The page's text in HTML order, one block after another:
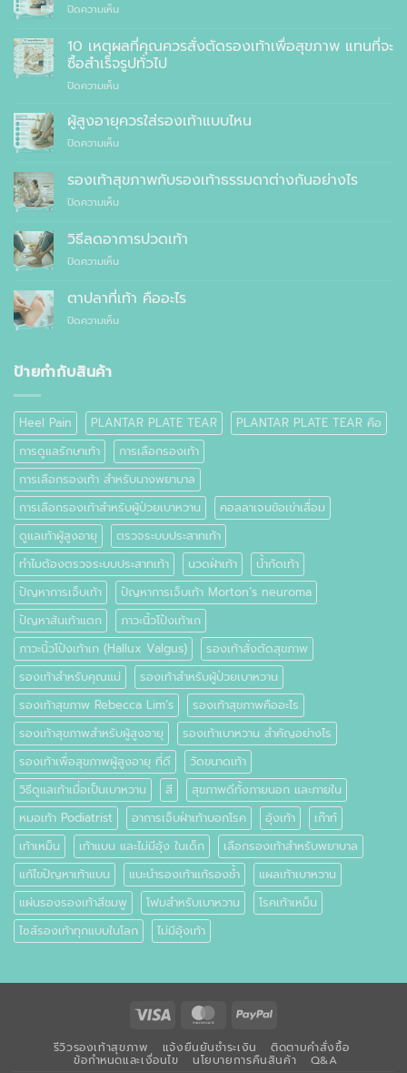
ปิดความเห็นบน
เพื่อ
สุขภาพ
ที่
แพทย์
10 เหตุผลที่คุณควรสั่งตัดรองเท้าเพื่อสุขภาพ แทนที่จะ
ซื้อสำเร็จรูปทั่วไป
ปิดความเห็นบน
เหตุผล
คุณ
สั่ง
ตัด
รองเท้า
สุขภาพ
สำเร็จรูป
ทั่วไป
ผู้สูงอายุควรใส่รองเท้าแบบไหน
ปิดความเห็นบน
สูง
อายุ
ควร
รองเท้า
ไหน
รองเท้าสุขภาพกับรองเท้าธรรมดาต่างกันอย่างไร
ปิดความเห็นบน
สุขภาพ
กับ
รองเท้า
ต่าง
อย่างไร
วิธีลดอาการปวดเท้า
ปิดความเห็นบน
ลด
อาการ
ปวด
ตาปลาที่เท้า คืออะไร
ปิดความเห็นบน
ป้ายกำกับสินค้า
Heel Pain PLANTAR PLATE TEAR
PLANTAR PLATE TEAR คือ
การดูแลรักษาเท้า
การเลือกรองเท้า
การเลือกรองเท้า สำหรับนางพยาบาล
การเลือกรองเท้าสำหรับผู้ป่วยเบาหวาน
คอลลาเจนข้อเข่าเสื่อม
ดูแลเท้าผู้สูงอายุ
ตรวจระบบประสาทเท้า
ทำไมต้องตรวจระบบประสาทเท้า
นวดฝ่าเท้า
น้ำกัดเท้า
ปัญหาการเจ็บเท้า
ปัญหาการเจ็บเท้า Morton’s neuroma
ปัญหาส้นเท้าแตก
ภาวะนิ้วโป้งเท้าเก
ภาวะนิ้วโป้งเท้าเก (Hallux Valgus)
รองเท้าสั่งตัดสุขภาพ
รองเท้าสำหรับคุณแม่
รองเท้าสำหรับผู้ป่วยเบาหวาน
รองเท้าสุขภาพ Rebecca Lim’s
รองเท้าสุขภาพคืออะไร
รองเท้าสุขภาพสำหรับผู้สูงอายุ
รองเท้าเบาหวาน สำคัญอย่างไร
รองเท้าเพื่อสุขภาพผู้สูงอายุ ที่ดี
วัดขนาดเท้า
วิธีดูแลเท้าเมื่อเป็นเบาหวาน
สี
สุขภาพดีทั้งภายนอก และภายใน
หมอเท้า Podiatrist
อาการเจ็บฝ่าเท้าบอกโรค อุ้งเท้า
เก๊าท์
เท้าเหม็น
เท้าแบน และไม่มีอุ้ง ในเด็ก
เลือกรองเท้าสำหรับพยาบาล
แก้ไขปัญหาเท้าแบน
แนะนำรองเท้าแก้รองช้ำ
แผลเท้าเบาหวาน
แผ่นรองรองเท้าสีชมพู
โฟมสำหรับเบาหวาน
โรคเท้าเหม็น
ไซส์รองเท้าทุกแบบในโลก
ไม่มีอุ้งเท้า
Visa MasterCardPayPal
รีวิวรองเท้าสุขภาพ แจ้งยืนยันชำระเงิน ติดตามคำสั่งซื้อ
ข้อกำหนดและเงื่อนไข นโยบายการคืนสินค้า Q&A